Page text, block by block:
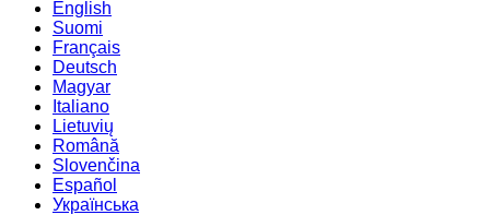
English
Suomi
Français
Deutsch
Magyar
Italiano
Lietuvių
Română
Slovenčina
Español
Українська